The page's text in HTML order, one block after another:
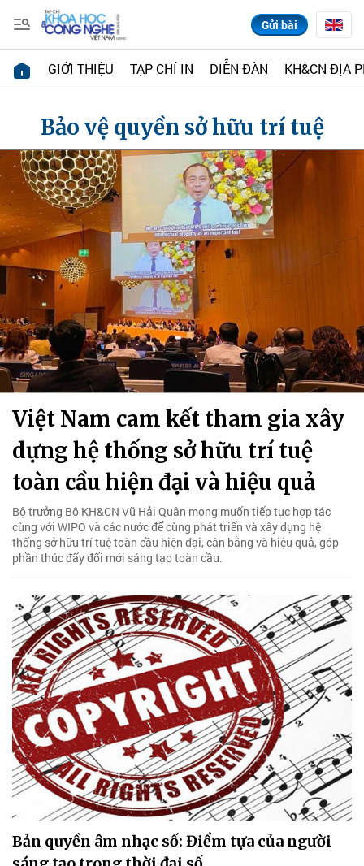
Gửi bài
GIỚI THIỆU TẠP CHÍ IN DIỄN ĐÀN KH&CN ĐỊA
Bảo vệ quyền sở hữu trí tuệ
Việt Nam cam kết tham gia xây
dựng hệ thống sở hữu trí tuệ
toàn cầu hiện đại và hiệu quả
Bộ trưởng Bộ KH&CN Vũ Hải Quân mong muốn tiếp tục hợp tác
cùng với WIPO và các nước để cùng phát triển và xây dựng hệ
thống sở hữu trí tuệ toàn cầu hiện đại, cân bằng và hiệu quả, góp
phần thúc đẩy đổi mới sáng tạo toàn cầu.
Bản quyền âm nhạc số: Điểm tựa của người